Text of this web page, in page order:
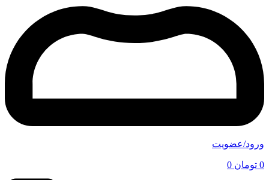
ورود/عضویت
0 تومان 0